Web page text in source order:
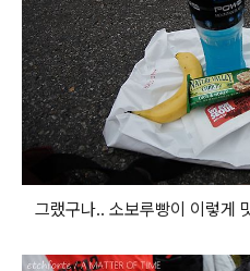
그랬구나.. 소보루빵이 이렇게